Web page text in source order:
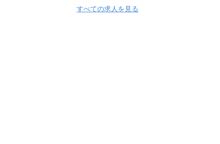
すべての求人を見る